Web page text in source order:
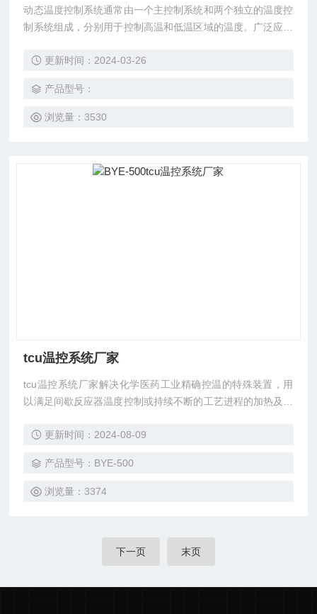
动态温度控制系统通常由一个主控制系统和两个独立的温度控
制系统组成，分别用于控制高温和低温区域的温度。广泛应用
更新时间：2024-03-26
产品型号：
浏览量：3530
tcu温控系统厂家
tcu温控系统厂家解决化学医药工业精确控温的特殊装置，用
以满足间歇反应器温度控制或持续不断的工艺进程的加热及冷
放热的过程控制。
更新时间：2024-08-09
产品型号：BYE-500
浏览量：3374
下一页 末页